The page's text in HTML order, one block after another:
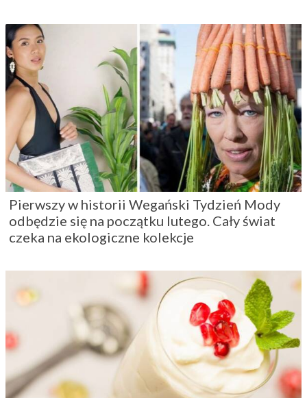
Pierwszy w historii Wegański Tydzień Mody
odbędzie się na początku lutego. Cały świat
czeka na ekologiczne kolekcje